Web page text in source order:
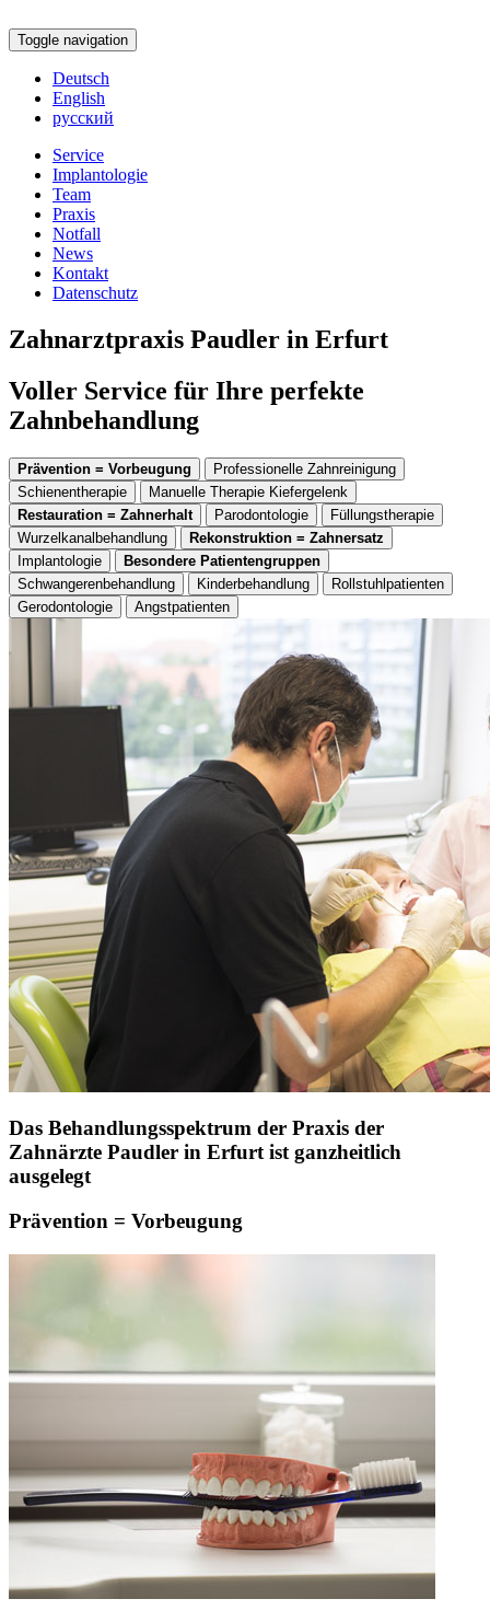
Toggle navigation
Deutsch
English
русский
Service
Implantologie
Team
Praxis
Notfall
News
Kontakt
Datenschutz
Zahnarztpraxis Paudler in Erfurt
Voller Service für Ihre perfekte
Zahnbehandlung
Prävention = Vorbeugung
Professionelle Zahnreinigung
Schienentherapie
Manuelle Therapie Kiefergelenk
Restauration = Zahnerhalt
Parodontologie
Füllungstherapie
Wurzelkanalbehandlung
Rekonstruktion = Zahnersatz
Implantologie
Besondere Patientengruppen
Schwangerenbehandlung
Kinderbehandlung
Rollstuhlpatienten
Gerodontologie
Angstpatienten
Das Behandlungsspektrum der Praxis der
Zahnärzte Paudler in Erfurt ist ganzheitlich
ausgelegt
Prävention = Vorbeugung